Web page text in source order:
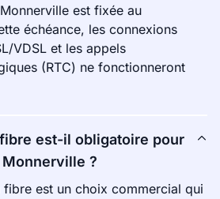
est fixée au
échéance, les connexions
VDSL et les appels
(RTC) ne fonctionneront
est-il obligatoire pour
?
fibre est un choix commercial qui